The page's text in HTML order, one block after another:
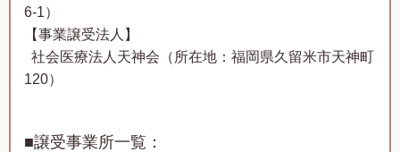
6-1）
【事業譲受法人】
社会医療法人天神会（所在地：福岡県久留米市天神町
120）
■譲受事業所一覧：